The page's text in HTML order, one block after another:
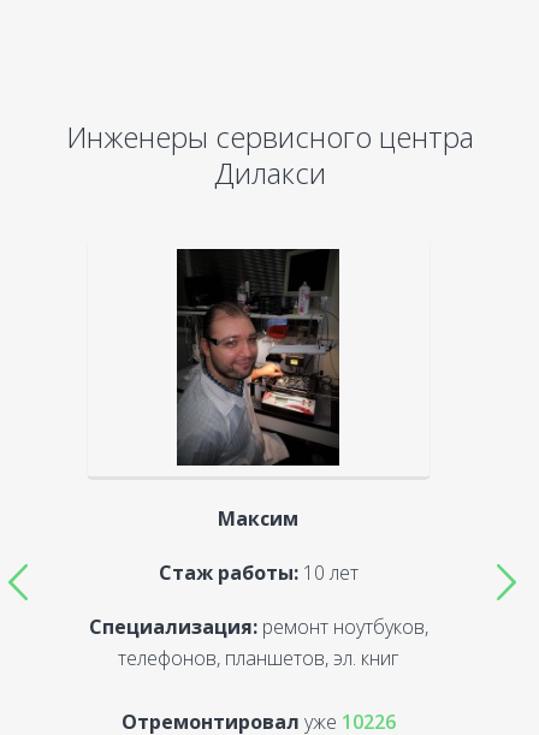
Инженеры сервисного центра
Дилакси
Максим
Стаж работы:10 лет
Специализация:ремонт ноутбуков,
телефонов, планшетов, эл. книг
Отремонтировал уже 10226